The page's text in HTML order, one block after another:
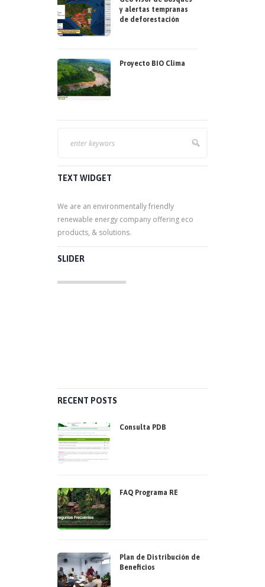
y alertas tempranas
de deforestación
Proyecto BIO Clima
TEXT WIDGET
We are an environmentally friendly
renewable energy company offering eco
products, & solutions.
SLIDER
RECENT POSTS
Consulta PDB
FAQ Programa RE
Plan de Distribución de
Beneficios